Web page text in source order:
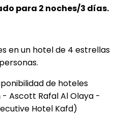
para 2 noches/3 días.
en un hotel de 4 estrellas
de hoteles
- Ascott Rafal Al Olaya -
Hotel Kafd)